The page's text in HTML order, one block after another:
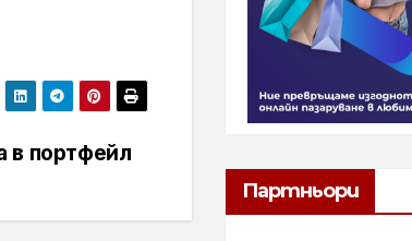
в портфейл
Партньори